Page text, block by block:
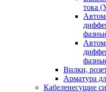
тока
Вилки,
Арматура
Кабеленесущие